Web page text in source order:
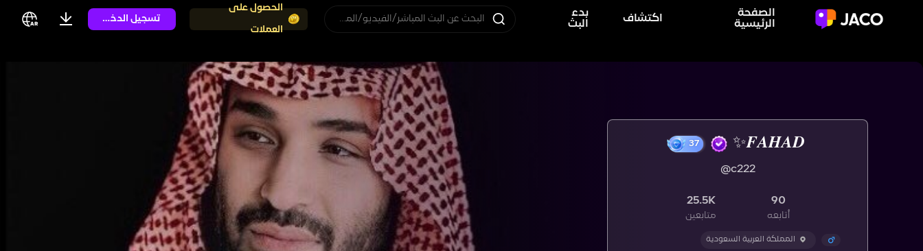
الصفحة
الرئيسية
اكتشاف
بدء
البث
البحث عن البث المباشر/الفيديو/المستخدم
الحصول على
العملات
تسجيل الدخول
@c222
90
أتابعه
25.5K
متابعين
المملكة العربية السعودية